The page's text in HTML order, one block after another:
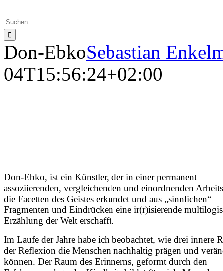
nach:
Don-EbkoSebastian
04T15:56:24+02:00
Don-Ebko, ist ein Künstler, der in einer permanent
assoziierenden, vergleichenden und einordnenden
die Facetten des Geistes erkundet und aus „sinnlichen“
Fragmenten und Eindrücken eine ir(r)isierende
Erzählung der Welt erschafft.
Im Laufe der Jahre habe ich beobachtet, wie drei innere
der Reflexion die Menschen nachhaltig prägen und
können. Der Raum des Erinnerns, geformt durch den